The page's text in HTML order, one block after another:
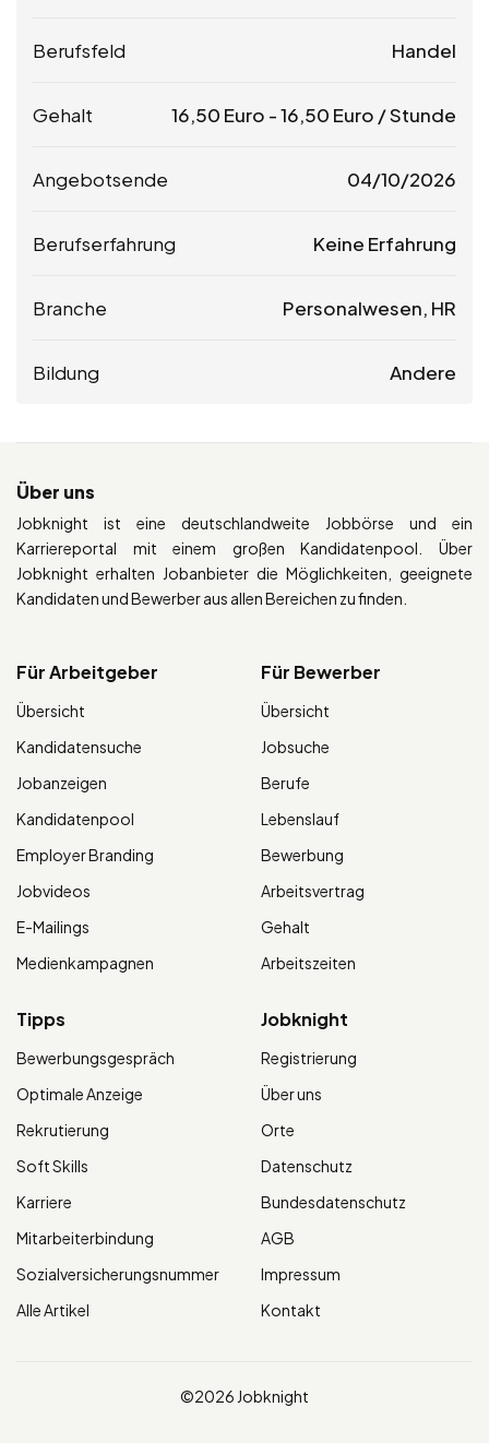
Berufsfeld Handel
Gehalt 16,50 Euro -16,50 Euro / Stunde
Angebotsende 04/10/2026
Berufserfahrung Keine Erfahrung
Branche Personalwesen, HR
Bildung Andere
Über uns
Jobknight ist eine deutschlandweite Jobbörse und ein
Karriereportal mit einem großen Kandidatenpool. Über
Jobknight erhalten Jobanbieter die Möglichkeiten, geeignete
Kandidaten und Bewerber aus allen Bereichen zu finden.
Für Arbeitgeber
Übersicht
Kandidatensuche
Jobanzeigen
Kandidatenpool
Employer Branding
Jobvideos
E-Mailings
Medienkampagnen
Für Bewerber
Übersicht
Jobsuche
Berufe
Lebenslauf
Bewerbung
Arbeitsvertrag
Gehalt
Arbeitszeiten
Tipps
Bewerbungsgespräch
Optimale Anzeige
Rekrutierung
Soft Skills
Karriere
Mitarbeiterbindung
Sozialversicherungsnummer
Alle Artikel
Jobknight
Registrierung
Über uns
Orte
Datenschutz
Bundesdatenschutz
AGB
Impressum
Kontakt
©2026 Jobknight